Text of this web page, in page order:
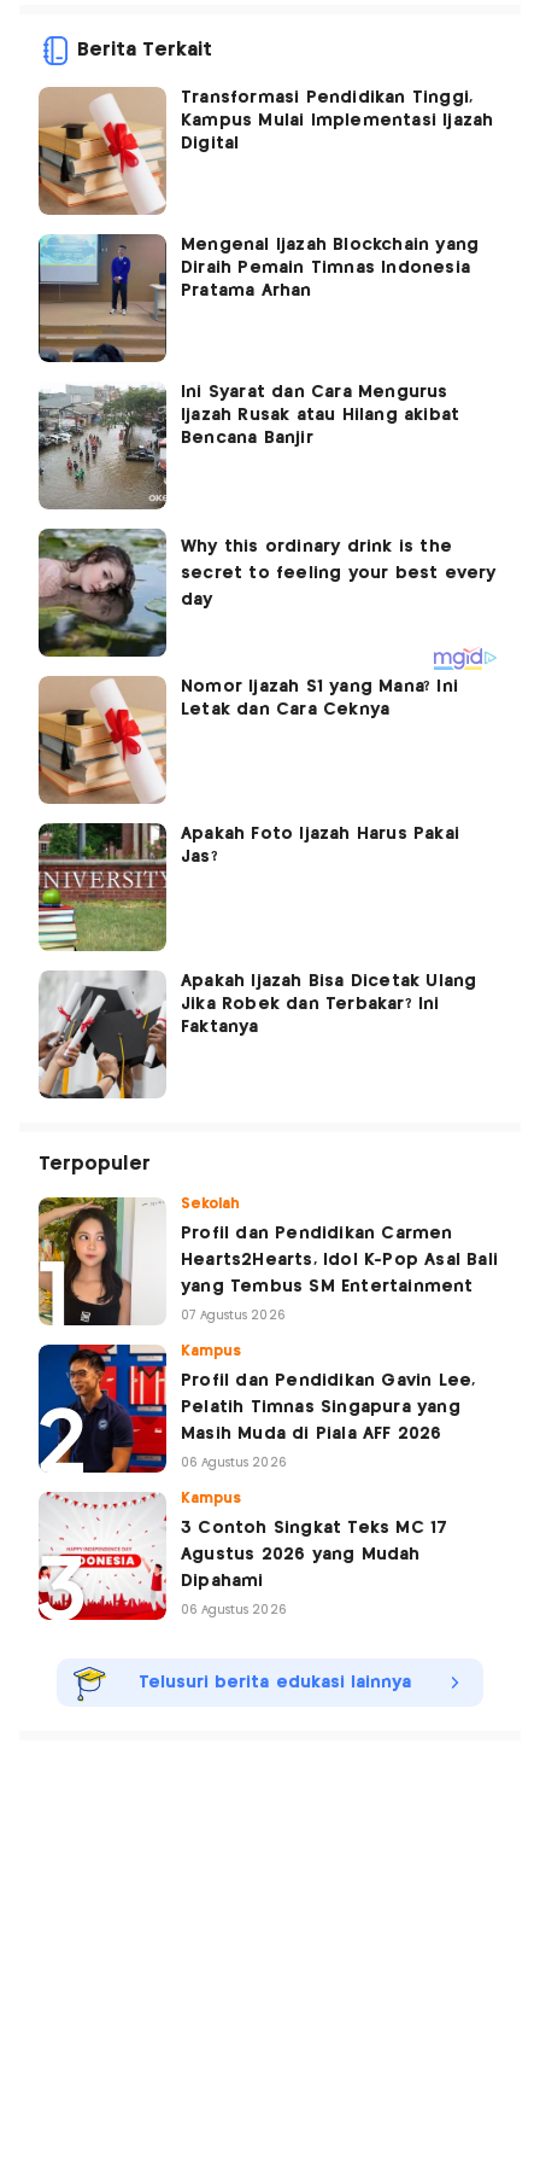
Berita Terkait
Transformasi Pendidikan Tinggi,
Kampus Mulai Implementasi Ijazah
Digital
Mengenal Ijazah Blockchain yang
Diraih Pemain Timnas Indonesia
Pratama Arhan
Ini Syarat dan Cara Mengurus
Ijazah Rusak atau Hilang akibat
Bencana Banjir
Nomor Ijazah S1 yang Mana? Ini
Letak dan Cara Ceknya
Apakah Foto Ijazah Harus Pakai
Jas?
Apakah Ijazah Bisa Dicetak Ulang
Jika Robek dan Terbakar? Ini
Faktanya
Terpopuler
Sekolah
Profil dan Pendidikan Carmen
Hearts2Hearts, Idol K-Pop Asal Bali
yang Tembus SM Entertainment
07 Agustus 2026
Kampus
Profil dan Pendidikan Gavin Lee,
Pelatih Timnas Singapura yang
Masih Muda di Piala AFF 2026
06 Agustus 2026
Kampus
3 Contoh Singkat Teks MC 17
Agustus 2026 yang Mudah
Dipahami
06 Agustus 2026
Telusuri berita edukasi lainnya